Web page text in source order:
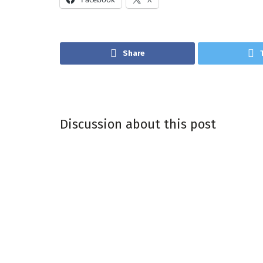
Share
Discussion about this post